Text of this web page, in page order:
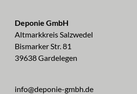
Deponie GmbH
Altmarkkreis Salzwedel
Bismarker Str. 81
39638 Gardelegen
info@deponie-gmbh.de